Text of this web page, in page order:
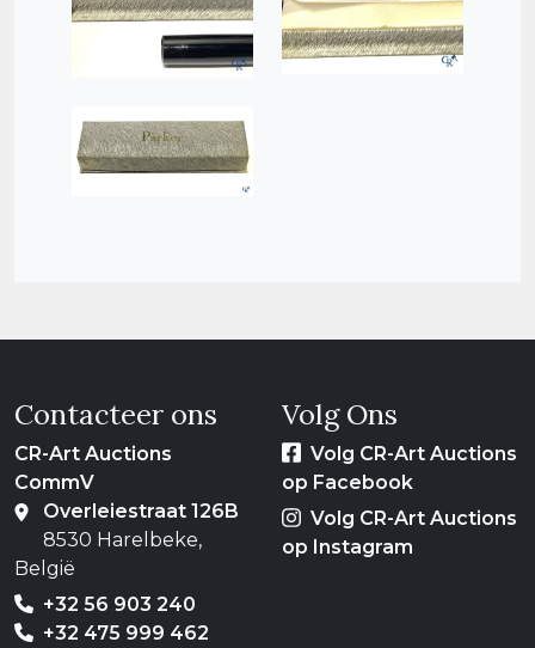
Contacteer ons
CR-Art Auctions
CommV
Overleiestraat 126B
8530 Harelbeke,
België
+32 56 903 240
+32 475 999 462
Volg Ons
Volg CR-Art Auctions
op Facebook
Volg CR-Art Auctions
op Instagram